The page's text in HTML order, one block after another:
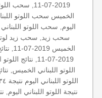
2019-07-11,
الخميس سحب اللوتو
2019-07-11,
اللوتو اللبناني الخميس,
نتيجة اللوتو اللبناني اليوم,